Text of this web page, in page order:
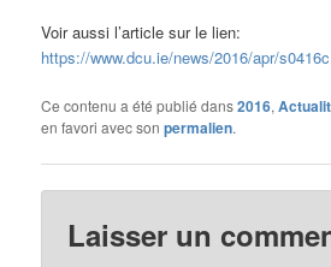
Voir aussi l’article sur le lien:
https://www.dcu.ie/news/2016/apr/
Ce contenu a été publié dans2016,
en favori avec sonpermalien.
Laisser un